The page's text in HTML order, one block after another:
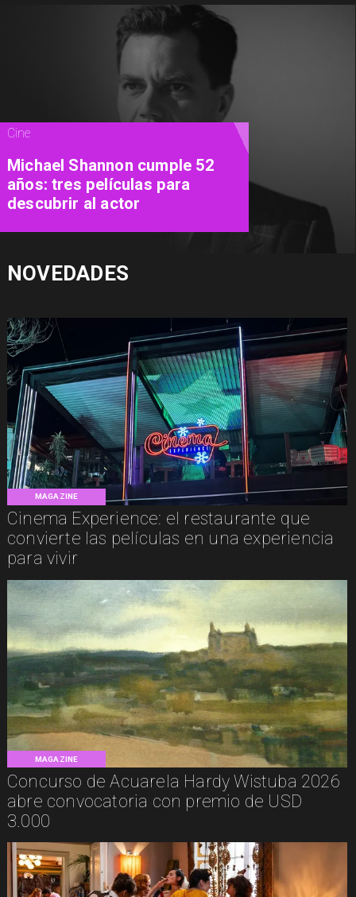
MAGAZINE
Cinema Experience: el restaurante que
convierte las películas en una experiencia
para vivir
MAGAZINE
Concurso de Acuarela Hardy Wistuba 2026
abre convocatoria con premio de USD
3.000
Teatro
"Close To Me": el nuevo musical
del Teatro Municipal de Las
Condes promete conquistar
con los grandes éxitos pop de
NOVEDADES